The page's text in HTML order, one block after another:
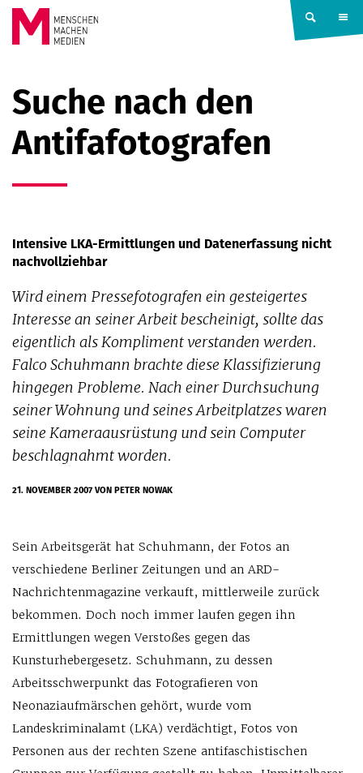
Springe zum Inhalt
MACHEN
MEDIEN
Suche nach den
Antifafotografen
Intensive LKA-Ermittlungen und Datenerfassung nicht
nachvollziehbar
Wird einem Pressefotografen ein gesteigertes
Interesse an seiner Arbeit bescheinigt, sollte das
eigentlich als Kompliment verstanden werden.
Falco Schuhmann brachte diese Klassifizierung
hingegen Probleme. Nach einer Durchsuchung
seiner Wohnung und seines Arbeitplatzes waren
seine Kameraausrüstung und sein Computer
beschlagnahmt worden.
21. NOVEMBER 2007VON PETER NOWAK
Sein Arbeitsgerät hat Schuhmann, der Fotos an
verschiedene Berliner Zeitungen und an ARD-
Nachrichtenmagazine verkauft, mittlerweile zurück
bekommen. Doch noch immer laufen gegen ihn
Ermittlungen wegen Verstoßes gegen das
Kunsturhebergesetz. Schuhmann, zu dessen
Arbeitsschwerpunkt das Fotografieren von
Neonaziaufmärschen gehört, wurde vom
Landeskriminalamt (LKA) verdächtigt, Fotos von
Personen aus der rechten Szene antifaschistischen